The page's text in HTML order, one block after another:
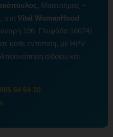
, Μαιευτήρας –
στη Vital WomanHood
196, Γλυφάδα 16674)
κάθε εντόπιση, με HPV
αιδοίου και
64 64 10